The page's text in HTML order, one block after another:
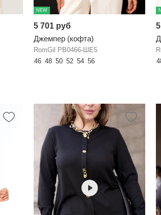
NEW
5 701 руб
Джемпер (кофта)
RomGil РВ0466-ШЕ5
46 48 50 52 54 56